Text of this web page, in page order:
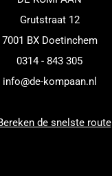
Grutstraat 12
7001 BX Doetinchem
0314 - 843 305
info@de-kompaan.nl
de snelste route